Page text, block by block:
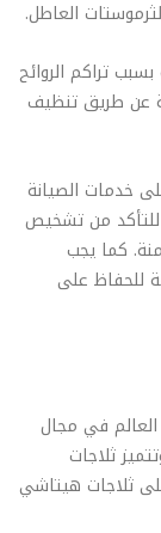
العاطل.
تراكم الروائح
عن طريق تنظيف
خدمات الصيانة
من تشخيص
كما يجب
للحفاظ على
في مجال
ثلاجات
ثلاجات هيتاشي